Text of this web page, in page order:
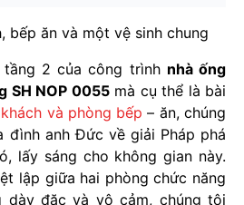
bếp ăn và một vệ sinh chung
2 của công trình nhà ống
SH NOP 0055mà cụ thể là bài
và phòng bếp – ăn, chúng
anh Đức về giải Pháp phá
lấy sáng cho không gian này.
lập giữa hai phòng chức năng
dày đặc và vô cảm, chúng tôi